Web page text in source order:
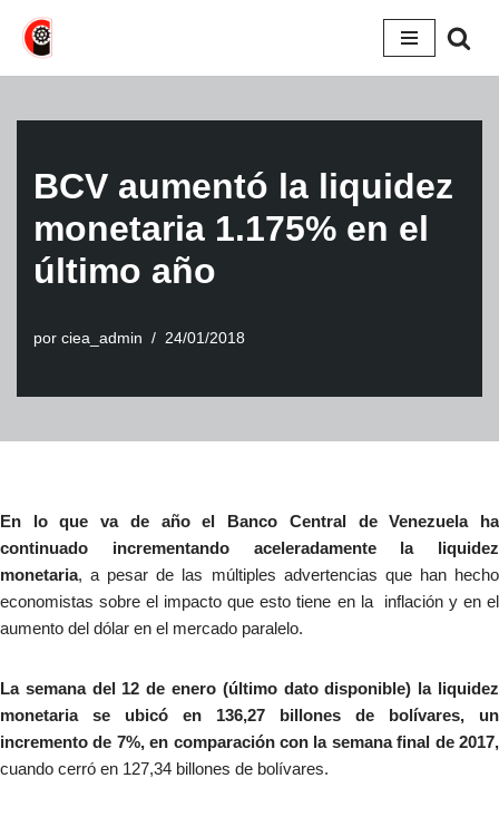
Saltar
BCV aumentó la liquidez
monetaria 1.175% en el
último año
por ciea_admin 24/01/2018
En lo que va de año el Banco Central de Venezuela ha
continuado incrementando aceleradamente la liquidez
monetaria, a pesar de las múltiples advertencias que han hecho
economistas sobre el impacto que esto tiene en la inflación y en el
aumento del dólar en el mercado paralelo.
La semana del 12 de enero (último dato disponible) la liquidez
monetaria se ubicó en 136,27 billones de bolívares, un
incremento de 7%, en comparación con la semana final de 2017,
cuando cerró en 127,34 billones de bolívares.